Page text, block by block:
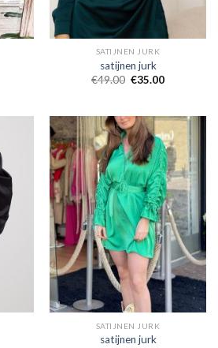
SATIJNEN JURK
satijnen jurk
€49.00 €35.00
SATIJNEN JURK
satijnen jurk